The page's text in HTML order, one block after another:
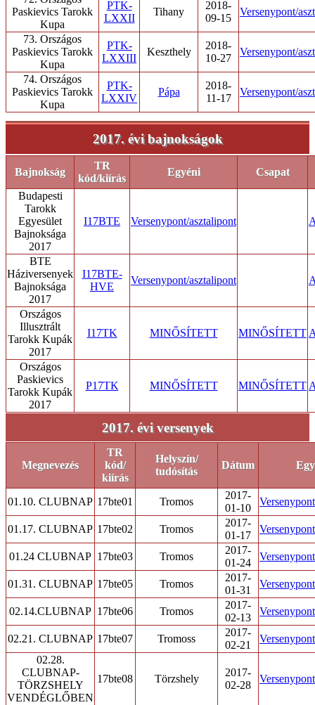
Paskievics Tarokk
Kupa
PTK-
LXXII
Tihany
2018-
09-15
Versenypont/
73. Országos
Paskievics Tarokk
Kupa
PTK-
LXXIII
Keszthely
2018-
10-27
Versenypont/
74. Országos
Paskievics Tarokk
Kupa
PTK-
LXXIV
Pápa
2018-
11-17
Versenypont/
2017. évi bajnokságok
Bajnokság
TR
kód/kiírás
Egyéni
Csapat
Budapesti
Tarokk
Egyesület
Bajnoksága
2017
I17BTE Versenypont/asztalipont
BTE
Háziversenyek
Bajnoksága
2017
I17BTE-
HVE
Versenypont/asztalipont
Országos
Illusztrált
Tarokk Kupák
2017
I17TK MINŐSÍTETT MINŐSÍTETT
Országos
Paskievics
Tarokk Kupák
2017
P17TK MINŐSÍTETT MINŐSÍTETT
2017. évi versenyek
Megnevezés
TR
kód/
kiírás
Helyszín/
tudósítás
Dátum
01.10. CLUBNAP 17bte01 Tromos
2017-
01-10
01.17. CLUBNAP 17bte02 Tromos
2017-
01-17
01.24 CLUBNAP 17bte03 Tromos
2017-
01-24
01.31. CLUBNAP 17bte05 Tromos
2017-
01-31
02.14.CLUBNAP 17bte06 Tromos
2017-
02-13
02.21. CLUBNAP 17bte07 Tromoss
2017-
02-21
02.28.
CLUBNAP-
TÖRZSHELY
VENDÉGLŐBEN
17bte08 Törzshely
2017-
02-28